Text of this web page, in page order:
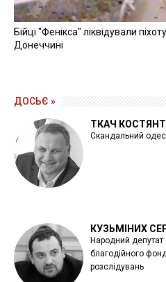
Бійці "Фенікса" ліквідували
Донеччині
ДОСЬЄ »
ТКАЧ
Скандальний
КУЗЬМІНИХ
Народний депутат
благодійного
розслідувань